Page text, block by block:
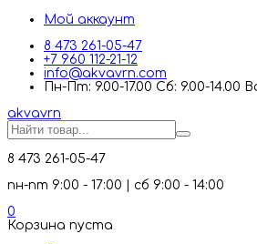
Мой аккаунт
8 473 261-05-47
+7 960 112-21-12
info@akvavrn.com
Пн-Пт: 9.00-17.00 Сб: 9.00-14.00
akvavrn
8 473 261-05-47
пн-пт 9:00 - 17:00 | сб 9:00 - 14:00
0
Корзина пуста